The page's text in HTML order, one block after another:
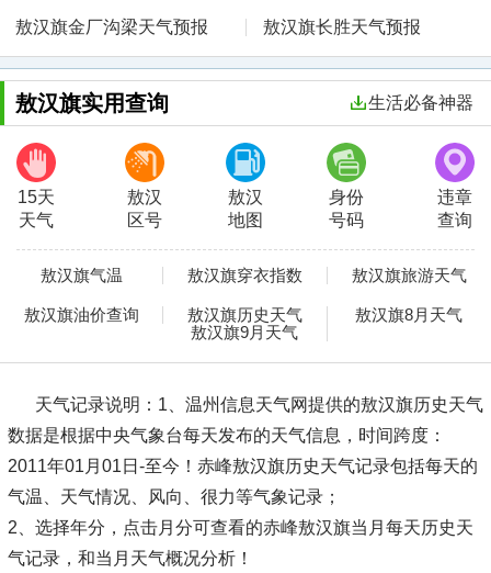
敖汉旗金厂沟梁天气预报
敖汉旗长胜天气预报
敖汉旗实用查询 生活必备神器
15天
天气
敖汉
区号
敖汉
地图
身份
号码
违章
查询
敖汉旗气温 敖汉旗穿衣指数 敖汉旗旅游天气
敖汉旗油价查询 敖汉旗历史天气
敖汉旗8月天气
敖汉旗9月天气
天气记录说明： 1、温州信息天气网提供的敖汉旗历史天气
数据是根据中央气象台每天发布的天气信息，时间跨度：
2011年01月01日-至今！赤峰敖汉旗历史天气记录包括每天的
气温、天气情况、风向、很力等气象记录；
2、选择年分，点击月分可查看的赤峰敖汉旗当月每天历史天
气记录，和当月天气概况分析！